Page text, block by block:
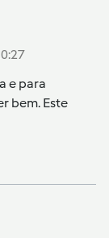
e para
bem. Este